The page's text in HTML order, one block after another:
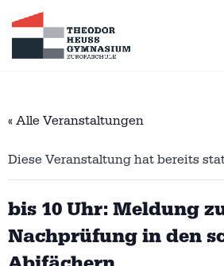
« Alle Veranstaltungen
Diese Veranstaltung hat bereits
bis 10 Uhr: Meldung
Nachprüfung in den